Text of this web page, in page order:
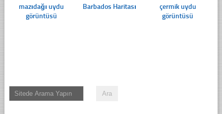
mazıdağı uydu
görüntüsü
Barbados Haritası
çermik uydu
görüntüsü